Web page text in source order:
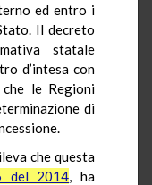
ed entro i
Il decreto
statale
d’intesa con
le Regioni
di
che questa
del 2014, ha